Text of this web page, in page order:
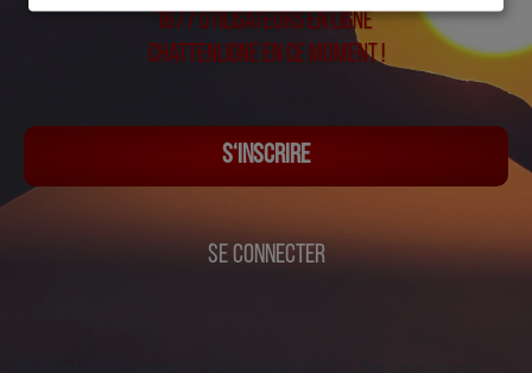
1877 utilisateurs en ligne
Chattenligne en ce moment !
S‘INSCRIRE
SE CONNECTER